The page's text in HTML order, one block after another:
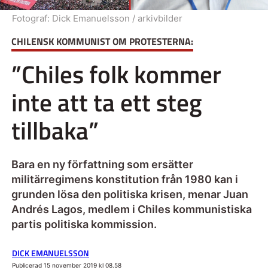
CHILENSK KOMMUNIST OM PROTESTERNA:
”Chiles folk kommer
inte att ta ett steg
tillbaka”
Bara en ny författning som ersätter
militärregimens konstitution från 1980 kan i
grunden lösa den politiska krisen, menar Juan
Andrés Lagos, medlem i Chiles kommunistiska
partis politiska kommission.
Fotograf: Dick Emanuelsson / arkivbilder
DICK EMANUELSSON
Publicerad 15 november 2019 kl 08.58